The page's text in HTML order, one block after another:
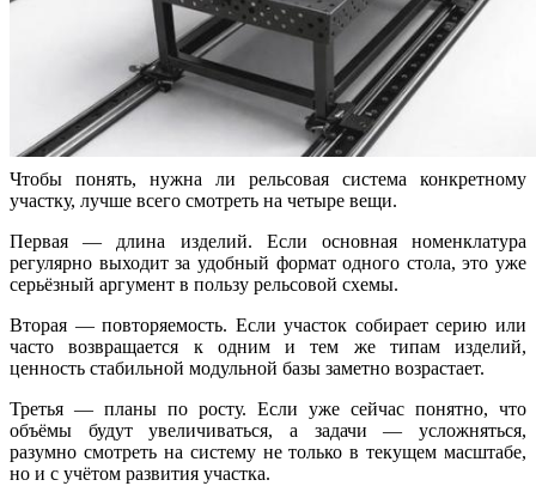
Чтобы понять, нужна ли рельсовая система конкретному
участку, лучше всего смотреть на четыре вещи.
Первая — длина изделий. Если основная номенклатура
регулярно выходит за удобный формат одного стола, это уже
серьёзный аргумент в пользу рельсовой схемы.
Вторая — повторяемость. Если участок собирает серию или
часто возвращается к одним и тем же типам изделий,
ценность стабильной модульной базы заметно возрастает.
Третья — планы по росту. Если уже сейчас понятно, что
объёмы будут увеличиваться, а задачи — усложняться,
разумно смотреть на систему не только в текущем масштабе,
но и с учётом развития участка.